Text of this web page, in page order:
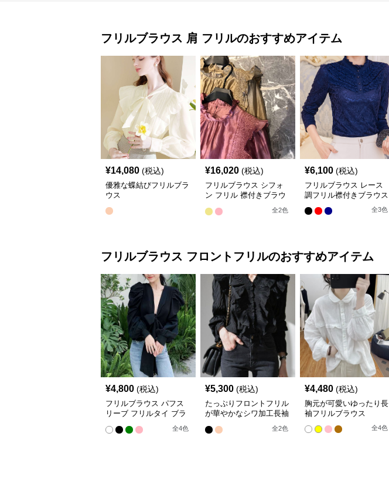
フリルブラウス 肩 フリルのおすすめアイテム
¥14,080 (税込)
優雅な蝶結びフリルブラ
ウス
¥16,020 (税込)
フリルブラウス シフォ
ン フリル 襟付きブラウ
全2色
¥6,100 (税込)
フリルブラウス レース
調フリル襟付きブラウス
全3色
フリルブラウス フロントフリルのおすすめアイテム
¥4,800 (税込)
フリルブラウス パフス
リーブ フリルタイ ブラ
全4色
¥5,300 (税込)
たっぷりフロントフリル
が華やかなシワ加工長袖
全2色
¥4,480 (税込)
胸元が可愛いゆったり長
袖フリルブラウス
全4色